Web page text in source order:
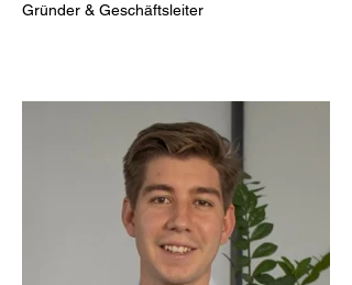
Gründer & Geschäftsleiter